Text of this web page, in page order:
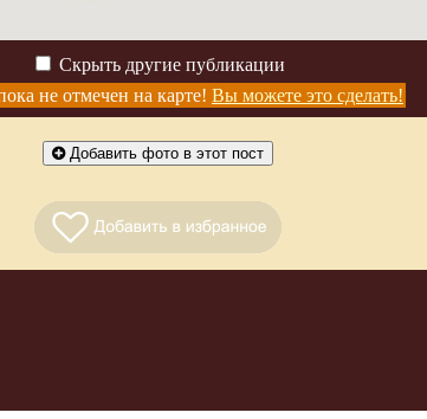
Скрыть другие публикации
не отмечен на карте! Вы можете это сделать!
Добавить фото в этот пост